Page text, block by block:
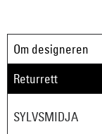
Om designeren
Returrett
SYLVSMIDJA